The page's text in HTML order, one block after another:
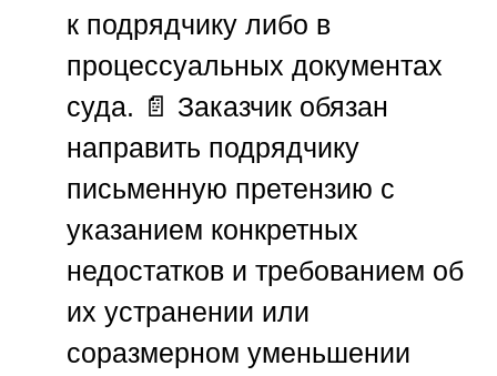
к подрядчику либо в
процессуальных документах
суда. 📄 Заказчик обязан
направить подрядчику
письменную претензию с
указанием конкретных
недостатков и требованием об
их устранении или
соразмерном уменьшении